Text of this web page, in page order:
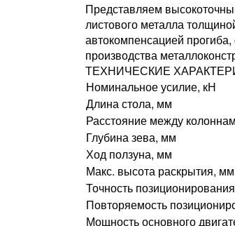
Представляем
листового металла
автокомпенсацией
производства
ТЕХНИЧЕСКИЕ
Номинальное усилие, кН
Длина стола, мм
Расстояние между
Глубина зева, мм
Ход ползуна, мм
Макс. высота раскрытия, мм
Точность
Повторяемость
Мощность основного